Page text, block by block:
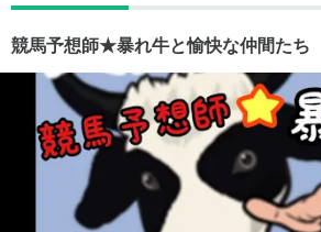
競馬予想師★暴れ牛と愉快な仲間たち